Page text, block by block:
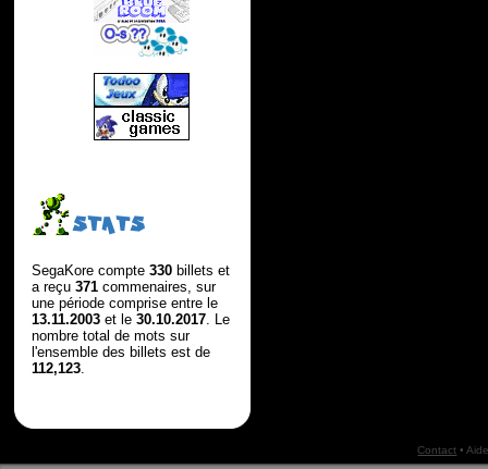
STATS
SegaKore compte 330billets et
a reçu 371commenaires, sur
une période comprise entre le
13.11.2003et le 30.10.2017. Le
nombre total de mots sur
l'ensemble des billets est de
112,123.
Contact •